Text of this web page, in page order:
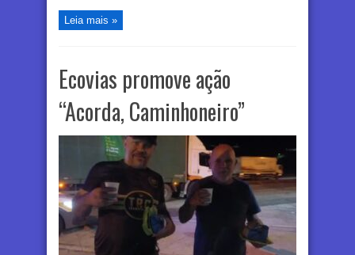
Leia mais »
Ecovias promove ação
“Acorda, Caminhoneiro”